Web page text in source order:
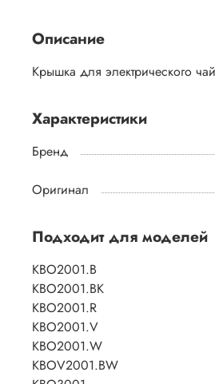
Описание
Крышка для электрического
Характеристики
Бренд
Оригинал
Подходит для моделей
KBO2001.B
KBO2001.BK
KBO2001.R
KBO2001.V
KBO2001.W
KBOV2001.BW